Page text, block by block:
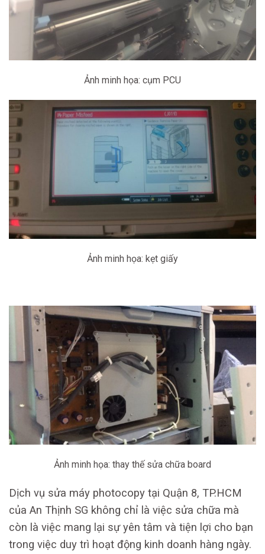
Ảnh minh họa: cụm PCU
Ảnh minh họa: kẹt giấy
Ảnh minh họa: thay thế sửa chữa board
Dịch vụ sửa máy photocopy tại Quận 8, TP.HCM
của An Thịnh SG không chỉ là việc sửa chữa mà
còn là việc mang lại sự yên tâm và tiện lợi cho bạn
trong việc duy trì hoạt động kinh doanh hàng ngày.